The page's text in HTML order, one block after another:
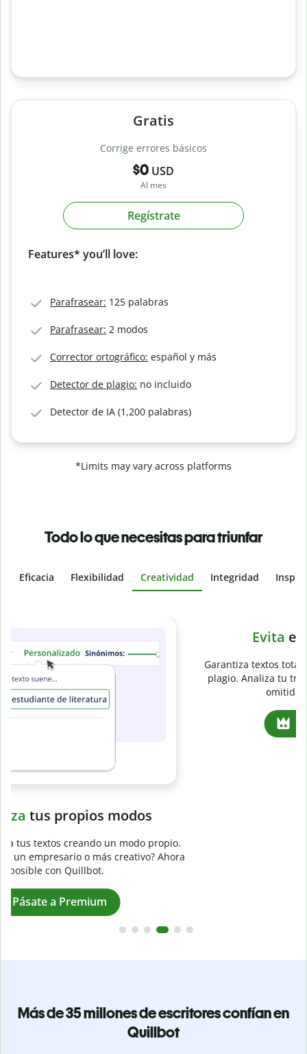
Gratis
Corrige errores básicos
$0 USD
Al mes
Regístrate
Features* you’ll love:
Parafrasear: 125 palabras
Parafrasear: 2 modos
Corrector ortográfico: español y más
Detector de plagio: no incluido
Detector de IA (1,200 palabras)
*Limits may vary across platforms
Todo lo que necesitas para triunfar
Eficacia Flexibilidad Creatividad Integridad
Evita el plagio accidental
Garantiza textos totalmente originales con el detector de
plagio. Analiza tu trabajo en segundos e identifica citas
omitidas en cualquier idioma.
Pásate a Premium
Más de 35 millones de escritores confían en
Quillbot